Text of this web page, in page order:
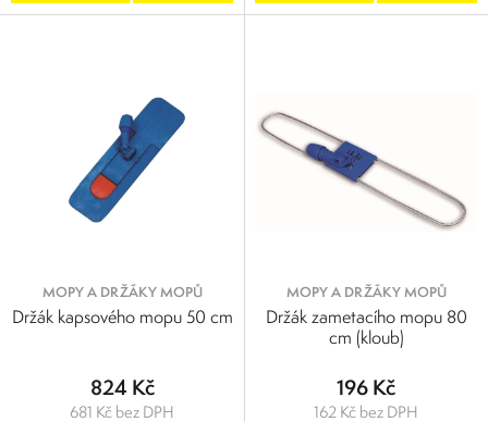
MOPY A DRŽÁKY MOPŮ
Držák kapsového mopu 50 cm
824 Kč
681 Kč bez DPH
MOPY A DRŽÁKY MOPŮ
Držák zametacího mopu 80
cm (kloub)
196 Kč
162 Kč bez DPH